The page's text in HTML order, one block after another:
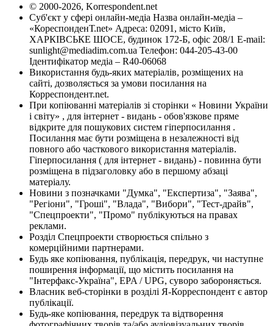
© 2000-2026, Korrespondent.net
Суб'єкт у сфері онлайн-медіа Назва онлайн-медіа –
«КореспонденТ.net» Адреса: 02091, місто Київ,
ХАРКІВСЬКЕ ШОСЕ, будинок 172-Б, офіс 208/1 E-mail:
sunlight@mediadim.com.ua Телефон: 044-205-43-00
Ідентифікатор медіа – R40-06068
Використання будь-яких матеріалів, розміщених на
сайті, дозволяється за умови посилання на
Корреспондент.net.
При копіюванні матеріалів зі сторінки « Новини України
і світу» , для інтернет - видань - обов'язкове пряме
відкрите для пошукових систем гіперпосилання .
Посилання має бути розміщена в незалежності від
повного або часткового використання матеріалів.
Гіперпосилання ( для інтернет - видань) - повинна бути
розміщена в підзаголовку або в першому абзаці
матеріалу.
Новини з позначками "Думка", "Експертиза", "Заява",
"Регіони", "Гроші", "Влада", "Вибори", "Тест-драйв",
"Спецпроекти", "Промо" публікуються на правах
реклами.
Розділ Спецпроекти створюється спільно з
комерційними партнерами.
Будь яке копіювання, публікація, передрук, чи наступне
поширення інформації, що містить посилання на
"Інтерфакс-Україна", EPA / UPG, суворо забороняється.
Власник веб-сторінки в розділі Я-Корреспондент є автор
публікації.
Будь-яке копіювання, передрук та відтворення